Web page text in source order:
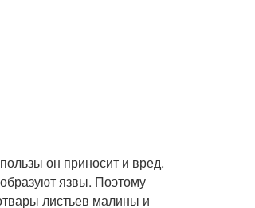
он приносит и вред.
язвы. Поэтому
листьев малины и